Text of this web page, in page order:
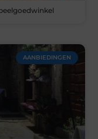
AANBIEDINGEN